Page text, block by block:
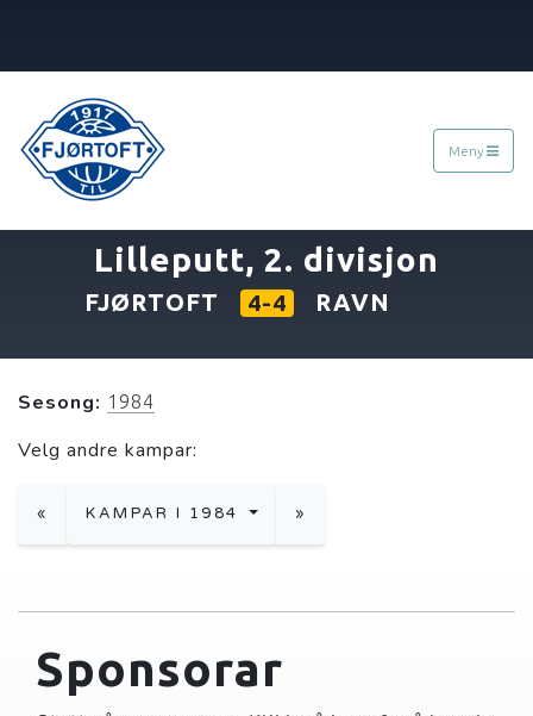
Meny
Lilleputt, 2. divisjon
FJØRTOFT 4-4 RAVN
Sesong: 1984
Velg andre kampar:
« KAMPAR I 1984 »
Sponsorar